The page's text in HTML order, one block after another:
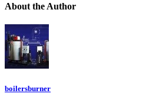
About the Author
boilersburner